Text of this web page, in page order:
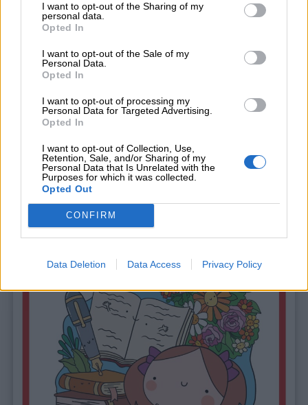
I want to opt-out of the Sharing of my
personal data.
Opted In
I want to opt-out of the Sale of my
Personal Data.
Opted In
I want to opt-out of processing my
Personal Data for Targeted Advertising.
Opted In
I want to opt-out of Collection, Use,
Retention, Sale, and/or Sharing of my
Personal Data that Is Unrelated with the
Purposes for which it was collected.
Opted Out
CONFIRM
Data Deletion Data Access Privacy Policy
Shop